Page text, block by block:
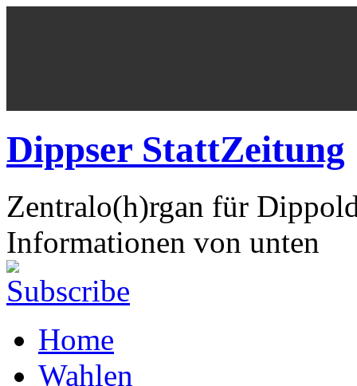
Dippser StattZeitung
Zentralo(h)rgan für
Informationen von unten
Home
Wahlen